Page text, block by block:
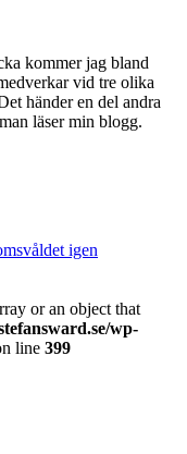
kommer jag bland
vid tre olika
händer en del andra
läser min blogg.
igen
or an object that
wp-
line 399